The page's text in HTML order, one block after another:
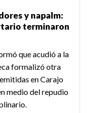
y napalm:
terminaron
que acudió a la
formalizó otra
en Carajo
medio del repudio